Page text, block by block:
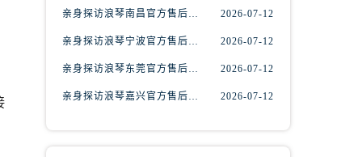
亲身探访浪琴南昌官方售后服务中心｜最新电话及地址（2026年7月最新） 2026-07-12
亲身探访浪琴宁波官方售后服务中心｜网点地址及售后热线（2026年7月最新） 2026-07-12
亲身探访浪琴东莞官方售后服务中心｜地址与联系电话（2026年7月最新） 2026-07-12
亲身探访浪琴嘉兴官方售后服务中心｜热线电话与网点地址（2026年7月最新） 2026-07-12